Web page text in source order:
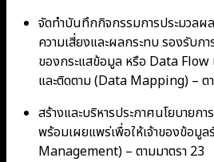
จัดทำบันทึกกิจกรรมการประมวลผ
ความเสี่ยงและผลกระทบ รองรับก
ของกระแสข้อมูล หรือ Data Flow
และติดตาม (Data Mapping) – ต
สร้างและบริหารประกาศนโยบาย
พร้อมเผยแพร่เพื่อให้เจ้าของข้อมู
Management) – ตามมาตรา 23